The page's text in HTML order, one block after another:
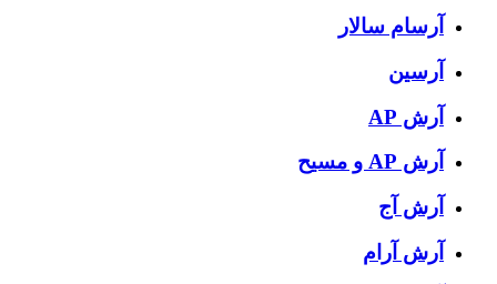
آرسام سالار
آرسین
آرش AP
آرش AP و مسیح
آرش آج
آرش آرام